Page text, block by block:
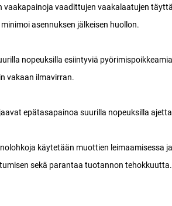
vaadittujen vaakalaatujen
asennuksen jälkeisen huollon.
nopeuksilla esiintyviä
vakaan ilmavirran.
epätasapainoa suurilla nopeuksilla
käytetään muottien leimaamisessa
sekä parantaa tuotannon tehokkuutta.